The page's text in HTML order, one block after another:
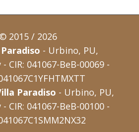
© 2015 / 2026
- Urbino, PU,
CIR: 041067-BeB-00069 -
Paradiso - Urbino, PU,
CIR: 041067-BeB-00100 -